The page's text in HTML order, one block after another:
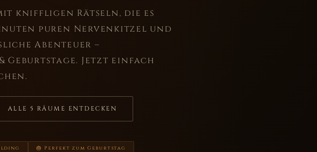
kniffligen Rätseln, die es
puren Nervenkitzel und
Abenteuer –
Geburtstage. Jetzt einfach
ALLE 5 RÄUME ENTDECKEN
🎂 Perfekt zum Geburtstag